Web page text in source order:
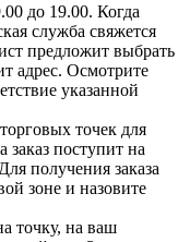
до 19.00. Когда
служба свяжется
предложит выбрать
адрес. Осмотрите
указанной
точек для
заказ поступит на
получения заказа
зоне и назовите
точку, на ваш